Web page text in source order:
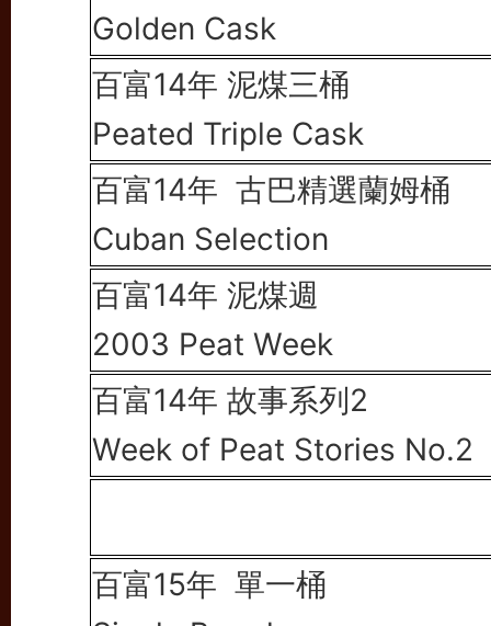
Golden Cask
百富14年 泥煤三桶
Peated Triple Cask
百富14年 古巴精選蘭姆桶
Cuban Selection
百富14年 泥煤週
2003 Peat Week
百富14年 故事系列2
Week of Peat Stories No.2
百富15年 單一桶